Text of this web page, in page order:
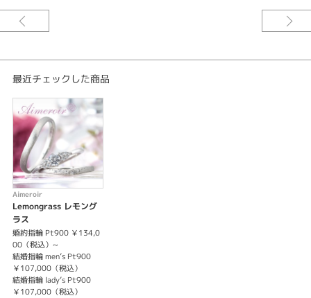
※婚約指輪のセンターダイヤモンドは価格に含まれません。
最近チェックした商品
Aimeroir
Lemongrass レモング
ラス
婚約指輪 Pt900 ￥134,0
00（税込）~
結婚指輪 men’s Pt900
￥107,000（税込）
結婚指輪 lady’s Pt900
￥107,000（税込）